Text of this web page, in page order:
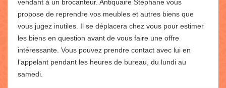
vendant à un brocanteur. Antiquaire Stéphane vous
propose de reprendre vos meubles et autres biens que
vous jugez inutiles. Il se déplacera chez vous pour estimer
les biens en question avant de vous faire une offre
intéressante. Vous pouvez prendre contact avec lui en
l’appelant pendant les heures de bureau, du lundi au
samedi.